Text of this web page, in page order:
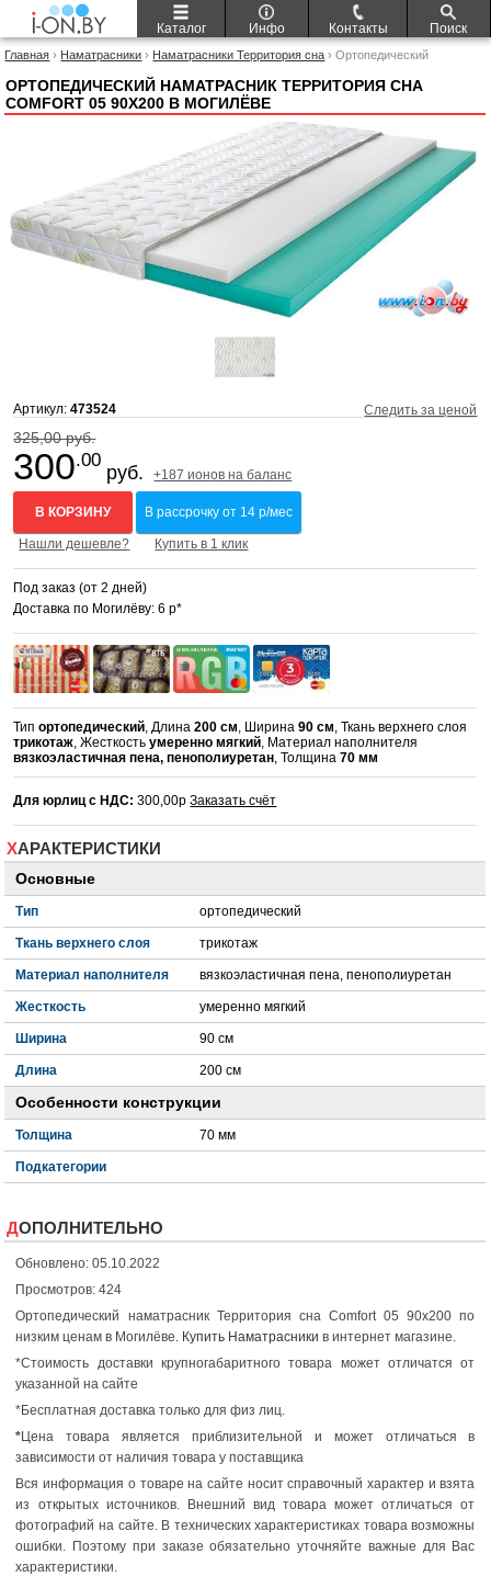
Каталог Инфо Контакты Поиск
Главная › Наматрасники › Наматрасники Территория сна › Ортопедический
ОРТОПЕДИЧЕСКИЙ НАМАТРАСНИК ТЕРРИТОРИЯ СНА
COMFORT 05 90X200 В МОГИЛЁВЕ
Артикул:473524 Следить за ценой
325,00 руб.
300.00
руб. +187 ионов на баланс
В КОРЗИНУ В рассрочку от 14 р/мес
Нашли дешевле? Купить в 1 клик
Под заказ (от 2 дней)
Доставка по Могилёву: 6 р*
Типортопедический, Длина200 см, Ширина90 см, Ткань верхнего слоя
трикотаж, Жесткостьумеренно мягкий, Материал наполнителя
вязкоэластичная пена, пенополиуретан, Толщина70 мм
Для юрлиц с НДС: 300,00рЗаказать счёт
ХАРАКТЕРИСТИКИ
Основные
Тип ортопедический
Ткань верхнего слоя трикотаж
Материал наполнителя вязкоэластичная пена, пенополиуретан
Жесткость умеренно мягкий
Ширина 90 см
Длина 200 см
Особенности конструкции
Толщина 70 мм
Подкатегории
ДОПОЛНИТЕЛЬНО
Обновлено: 05.10.2022
Просмотров: 424
Ортопедический наматрасник Территория сна Comfort 05 90x200 по
низким ценам в Могилёве. Купить Наматрасники в интернет магазине.
*Стоимость доставки крупногабаритного товара может отличатся от
указанной на сайте
*Бесплатная доставка только для физ лиц.
*Цена товара является приблизительной и может отличаться в
зависимости от наличия товара у поставщика
Вся информация о товаре на сайте носит справочный характер и взята
из открытых источников. Внешний вид товара может отличаться от
фотографий на сайте. В технических характеристиках товара возможны
ошибки. Поэтому при заказе обязательно уточняйте важные для Вас
характеристики.